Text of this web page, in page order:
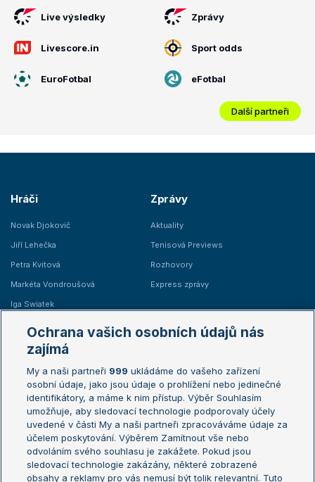
Live výsledky Zprávy
Livescore.in Sport odds
EuroFotbal eFotbal
Další partneři
Hráči
Novak Djokovič
Jiří Lehečka
Petra Kvitová
Markéta Vondroušová
Iga Swiatek
Zprávy
Aktuality
Tenisová Previews
Rozhovory
Express zprávy
Žebříčky
Žebříček ATP (muži)
Žebříček WTA (ženy)
Sázkařský žebříček
Australian Open
French Open
Wimbledon
US Open
Turnaj mistrů
Turnaj mistryň
Ochrana vašich osobních údajů nás
zajímá
My a naši partneři 999 ukládáme do vašeho zařízení
osobní údaje, jako jsou údaje o prohlížení nebo jedinečné
identifikátory, a máme k nim přístup. Výběr Souhlasím
umožňuje, aby sledovací technologie podporovaly účely
uvedené v části My a naši partneři zpracováváme údaje za
účelem poskytování. Výběrem Zamítnout vše nebo
odvoláním svého souhlasu je zakážete. Pokud jsou
sledovací technologie zakázány, některé zobrazené
obsahy a reklamy pro vás nemusí být tolik relevantní. Tuto